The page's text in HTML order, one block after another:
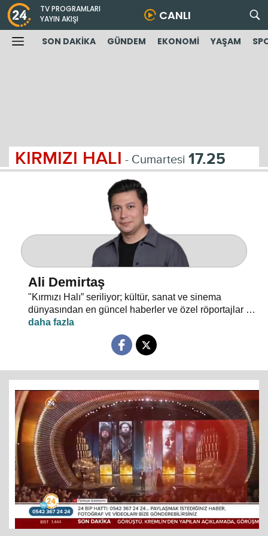
TV PROGRAMLARI
YAYIN AKIŞI
CANLI
SON DAKİKA GÜNDEM EKONOMİ YAŞAM
KIRMIZI HALI - Cumartesi 17.25
Ali Demirtaş
"Kırmızı Halı” seriliyor; kültür, sanat ve sinema
dünyasından en güncel haberler ve özel röportajlar 24
TV ekranından evlerinize konuk oluyor.